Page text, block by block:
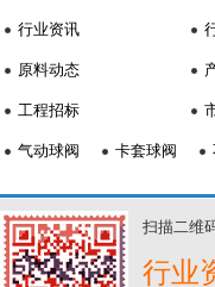
行业资讯
原料动态
工程招标
气动球阀 卡套球阀
扫描二维
行业